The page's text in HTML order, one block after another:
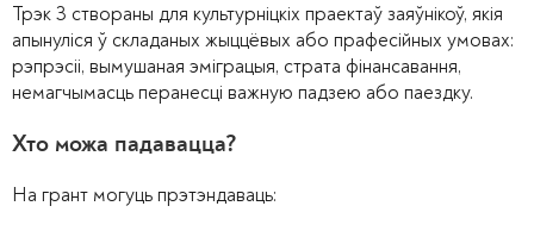
Трэк 3 створаны для культурніцкіх праектаў заяўнікоў, якія
апынуліся ў складаных жыццёвых або прафесійных умовах:
рэпрэсіі, вымушаная эміграцыя, страта фінансавання,
немагчымасць перанесці важную падзею або паездку.
Хто можа падавацца?
На грант могуць прэтэндаваць: